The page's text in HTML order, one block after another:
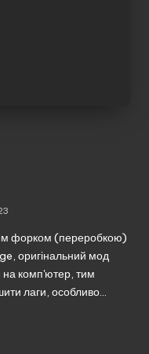
форком (переробкою)
оригінальний мод
на комп'ютер, тим
лаги, особливо…